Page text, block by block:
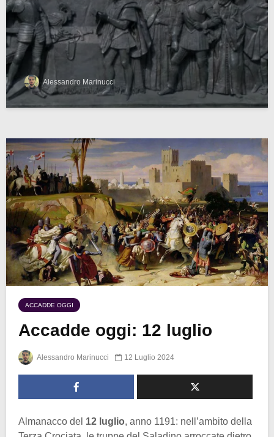
Alessandro Marinucci
ACCADDE OGGI
Accadde oggi: 12 luglio
Alessandro Marinucci 12 Luglio 2024
Almanacco del 12 luglio, anno 1191: nell’ambito della